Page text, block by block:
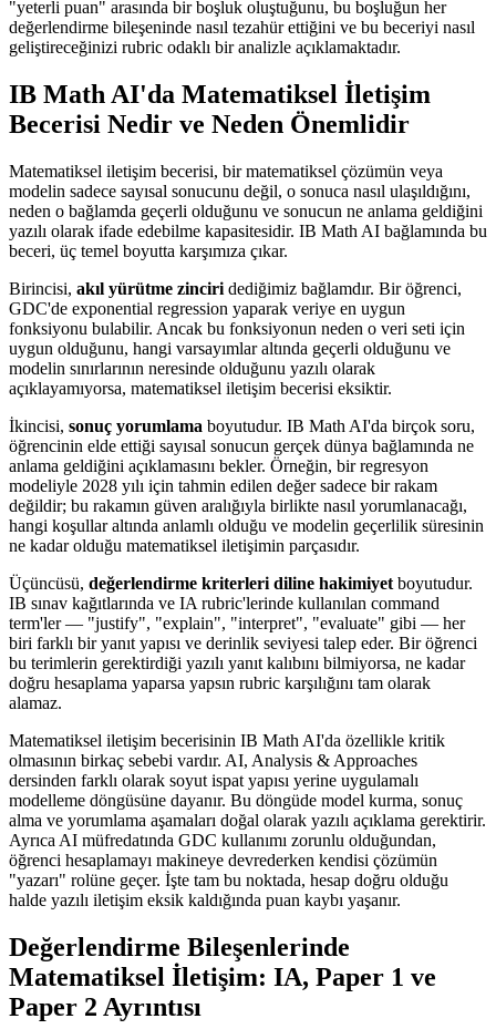
"yeterli puan" arasında bir boşluk oluştuğunu, bu boşluğun her
değerlendirme bileşeninde nasıl tezahür ettiğini ve bu beceriyi nasıl
geliştireceğinizi rubric odaklı bir analizle açıklamaktadır.
IB Math AI'da Matematiksel İletişim
Becerisi Nedir ve Neden Önemlidir
Matematiksel iletişim becerisi, bir matematiksel çözümün veya
modelin sadece sayısal sonucunu değil, o sonuca nasıl ulaşıldığını,
neden o bağlamda geçerli olduğunu ve sonucun ne anlama geldiğini
yazılı olarak ifade edebilme kapasitesidir. IB Math AI bağlamında bu
beceri, üç temel boyutta karşımıza çıkar.
Birincisi, akıl yürütme zinciri dediğimiz bağlamdır. Bir öğrenci,
GDC'de exponential regression yaparak veriye en uygun
fonksiyonu bulabilir. Ancak bu fonksiyonun neden o veri seti için
uygun olduğunu, hangi varsayımlar altında geçerli olduğunu ve
modelin sınırlarının neresinde olduğunu yazılı olarak
açıklayamıyorsa, matematiksel iletişim becerisi eksiktir.
İkincisi, sonuç yorumlama boyutudur. IB Math AI'da birçok soru,
öğrencinin elde ettiği sayısal sonucun gerçek dünya bağlamında ne
anlama geldiğini açıklamasını bekler. Örneğin, bir regresyon
modeliyle 2028 yılı için tahmin edilen değer sadece bir rakam
değildir; bu rakamın güven aralığıyla birlikte nasıl yorumlanacağı,
hangi koşullar altında anlamlı olduğu ve modelin geçerlilik süresinin
ne kadar olduğu matematiksel iletişimin parçasıdır.
Üçüncüsü, değerlendirme kriterleri diline hakimiyet boyutudur.
IB sınav kağıtlarında ve IA rubric'lerinde kullanılan command
term'ler — "justify", "explain", "interpret", "evaluate" gibi — her
biri farklı bir yanıt yapısı ve derinlik seviyesi talep eder. Bir öğrenci
bu terimlerin gerektirdiği yazılı yanıt kalıbını bilmiyorsa, ne kadar
doğru hesaplama yaparsa yapsın rubric karşılığını tam olarak
alamaz.
Matematiksel iletişim becerisinin IB Math AI'da özellikle kritik
olmasının birkaç sebebi vardır. AI, Analysis & Approaches
dersinden farklı olarak soyut ispat yapısı yerine uygulamalı
modelleme döngüsüne dayanır. Bu döngüde model kurma, sonuç
alma ve yorumlama aşamaları doğal olarak yazılı açıklama gerektirir.
Ayrıca AI müfredatında GDC kullanımı zorunlu olduğundan,
öğrenci hesaplamayı makineye devrederken kendisi çözümün
"yazarı" rolüne geçer. İşte tam bu noktada, hesap doğru olduğu
halde yazılı iletişim eksik kaldığında puan kaybı yaşanır.
Değerlendirme Bileşenlerinde
Matematiksel İletişim: IA, Paper 1 ve
Paper 2 Ayrıntısı